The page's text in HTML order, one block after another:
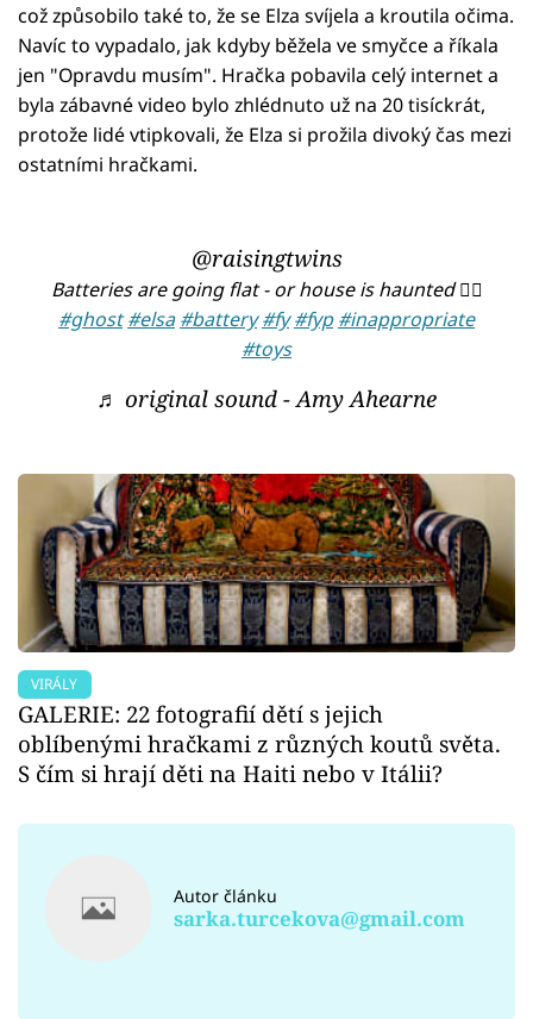
což způsobilo také to, že se Elza svíjela a kroutila očima.
Navíc to vypadalo, jak kdyby běžela ve smyčce a říkala
jen "Opravdu musím". Hračka pobavila celý internet a
byla zábavné video bylo zhlédnuto už na 20 tisíckrát,
protože lidé vtipkovali, že Elza si prožila divoký čas mezi
ostatními hračkami.
@raisingtwins
Batteries are going flat - or house is haunted 🤷‍♀️
#ghost #elsa #battery #fy #fyp #inappropriate
#toys
♬ original sound - Amy Ahearne
VIRÁLY
GALERIE: 22 fotografií dětí s jejich
oblíbenými hračkami z různých koutů světa.
S čím si hrají děti na Haiti nebo v Itálii?
Autor článku
sarka.turcekova@gmail.com